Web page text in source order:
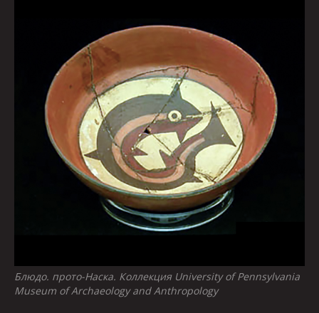
Блюдо. прото-Наска. Коллекция University of Pennsylvania
Museum of Archaeology and Anthropology